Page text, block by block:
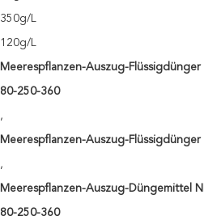
350g/L
120g/L
Meerespflanzen-Auszug-Flüssigdünger
80-250-360
,
Meerespflanzen-Auszug-Flüssigdünger
,
Meerespflanzen-Auszug-Düngemittel
80-250-360